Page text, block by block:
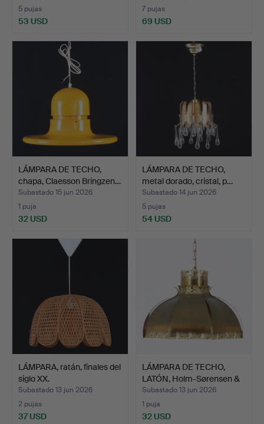
5 pujas
53 USD
7 pujas
69 USD
LÁMPARA DE TECHO,
chapa, Claesson Bringzen…
Subastado 15 jun 2026
1 puja
32 USD
LÁMPARA DE TECHO,
metal dorado, cristal, p…
Subastado 14 jun 2026
5 pujas
54 USD
LÁMPARA, ratán, finales del
siglo XX.
Subastado 13 jun 2026
2 pujas
37 USD
LÁMPARA DE TECHO,
LATÓN, Holm-Sørensen &
C…
Subastado 13 jun 2026
1 puja
32 USD